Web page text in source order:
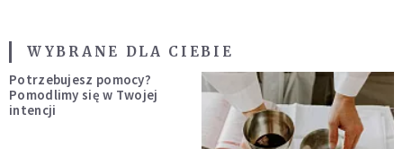
WYBRANE DLA CIEBIE
Potrzebujesz pomocy?
Pomodlimy się w Twojej
intencji